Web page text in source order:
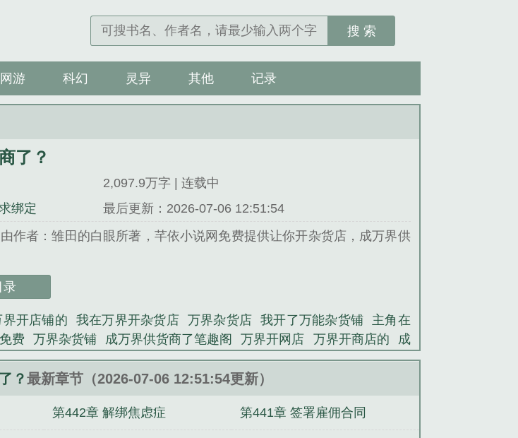
搜 索
网游 科幻 灵异 其他 记录
了？
2,097.9万字 | 连载中
绑定
最后更新：2026-07-06 12:51:54
作者：雏田的白眼所著，芊依小说网免费提供让你开杂货店，成万界供
是雏田的白眼精心创作的玄幻类小说。
录
界开店铺的 我在万界开杂货店 万界杂货店 我开了万能杂货铺
主角在
费 万界杂货铺 成万界供货商了笔趣阁 万界开网店 万界开商店的
成
万界开店的无cp 成万界供货商了 30 我开了一家万能杂货店 我开了一
货铺系统 主角开万界商城的 开局万界杂货铺
让你开杂货铺 成万界 万界杂货铺by沈闲辞 让你开杂货店成万界供货
？最新章节（2026-07-06 12:51:54更新）
第442章 解绑焦虑症 第441章 签署雇佣合同